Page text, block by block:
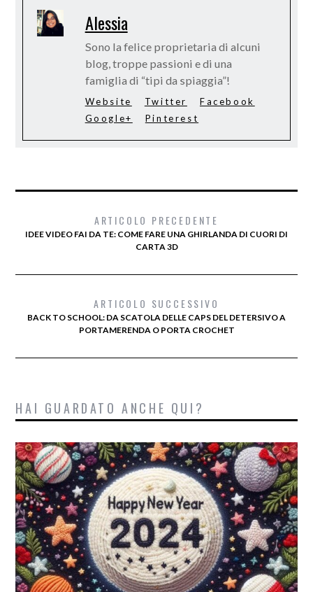
Alessia
Sono la felice proprietaria di alcuni
blog, troppe passioni e di una
famiglia di “tipi da spiaggia”!
Website Twitter
Facebook
Google+
Pinterest
ARTICOLO PRECEDENTE
IDEE VIDEO FAI DA TE: COME FARE UNA GHIRLANDA DI CUORI DI
CARTA 3D
ARTICOLO SUCCESSIVO
BACK TO SCHOOL: DA SCATOLA DELLE CAPS DEL DETERSIVO A
PORTAMERENDA O PORTA CROCHET
HAI GUARDATO ANCHE QUI?